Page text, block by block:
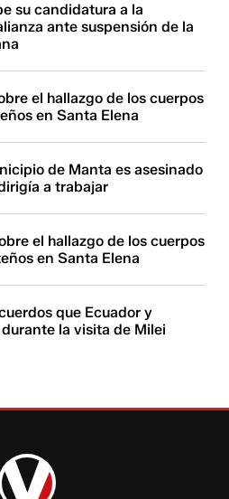
su candidatura a la
ante suspensión de la
el hallazgo de los cuerpos
en Santa Elena
de Manta es asesinado
a trabajar
el hallazgo de los cuerpos
en Santa Elena
que Ecuador y
la visita de Milei